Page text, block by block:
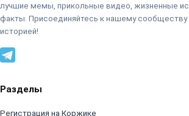
лучшие мемы, прикольные видео, жизненные
факты. Присоединяйтесь к нашему сообществу
историей!
Разделы
Регистрация на Коржике